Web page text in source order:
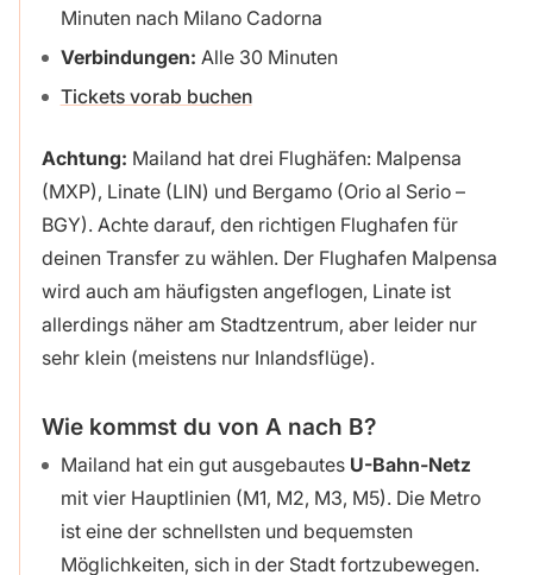
Minuten nach Milano Cadorna
Verbindungen: Alle 30 Minuten
Tickets vorab buchen
Achtung: Mailand hat drei Flughäfen: Malpensa
(MXP), Linate (LIN) und Bergamo (Orio al Serio –
BGY). Achte darauf, den richtigen Flughafen für
deinen Transfer zu wählen. Der Flughafen Malpensa
wird auch am häufigsten angeflogen, Linate ist
allerdings näher am Stadtzentrum, aber leider nur
sehr klein (meistens nur Inlandsflüge).
Wie kommst du von A nach B?
Mailand hat ein gut ausgebautes U-Bahn-Netz
mit vier Hauptlinien (M1, M2, M3, M5). Die Metro
ist eine der schnellsten und bequemsten
Möglichkeiten, sich in der Stadt fortzubewegen.